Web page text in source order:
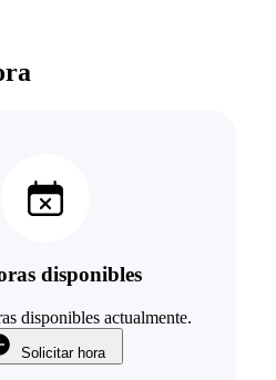
disponibles
disponibles actualmente.
Solicitar hora